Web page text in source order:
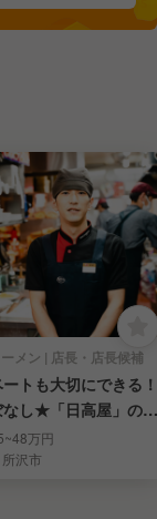
メン | 店長・店長候補
トも大切にできる！
なし★「日高屋」の店
万円
沢市